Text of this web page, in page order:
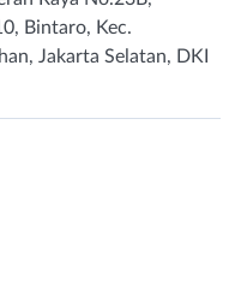
Bintaro, Kec.
Jakarta Selatan, DKI